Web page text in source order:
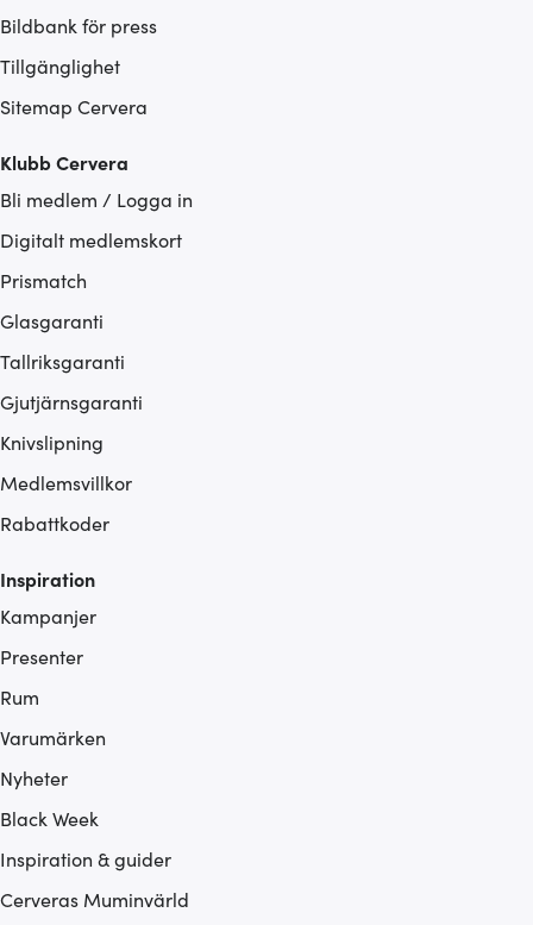
Bildbank för press
Tillgänglighet
Sitemap Cervera
Klubb Cervera
Bli medlem / Logga in
Digitalt medlemskort
Prismatch
Glasgaranti
Tallriksgaranti
Gjutjärnsgaranti
Knivslipning
Medlemsvillkor
Rabattkoder
Inspiration
Kampanjer
Presenter
Rum
Varumärken
Nyheter
Black Week
Inspiration & guider
Cerveras Muminvärld